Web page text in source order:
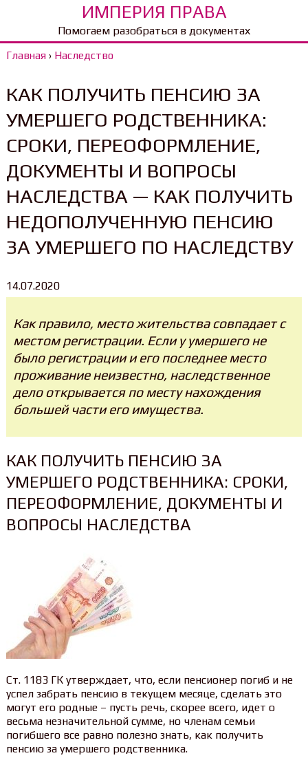
ИМПЕРИЯ ПРАВА
Помогаем разобраться в документах
Главная› Наследство
КАК ПОЛУЧИТЬ ПЕНСИЮ ЗА
УМЕРШЕГО РОДСТВЕННИКА:
СРОКИ, ПЕРЕОФОРМЛЕНИЕ,
ДОКУМЕНТЫ И ВОПРОСЫ
НАСЛЕДСТВА — КАК ПОЛУЧИТЬ
НЕДОПОЛУЧЕННУЮ ПЕНСИЮ
ЗА УМЕРШЕГО ПО НАСЛЕДСТВУ
14.07.2020
Как правило, место жительства совпадает с
местом регистрации. Если у умершего не
было регистрации и его последнее место
проживание неизвестно, наследственное
дело открывается по месту нахождения
большей части его имущества.
КАК ПОЛУЧИТЬ ПЕНСИЮ ЗА
УМЕРШЕГО РОДСТВЕННИКА: СРОКИ,
ПЕРЕОФОРМЛЕНИЕ, ДОКУМЕНТЫ И
ВОПРОСЫ НАСЛЕДСТВА
Ст. 1183 ГК утверждает, что, если пенсионер погиб и не
успел забрать пенсию в текущем месяце, сделать это
могут его родные – пусть речь, скорее всего, идет о
весьма незначительной сумме, но членам семьи
погибшего все равно полезно знать, как получить
пенсию за умершего родственника.